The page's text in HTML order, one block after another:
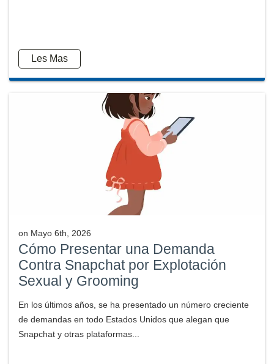
Les Mas
on Mayo 6th, 2026
Cómo Presentar una Demanda
Contra Snapchat por Explotación
Sexual y Grooming
En los últimos años, se ha presentado un número creciente
de demandas en todo Estados Unidos que alegan que
Snapchat y otras plataformas...